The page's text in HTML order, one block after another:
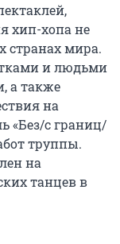
хип-хопа не
странах мира.
и людьми
а также
на
«Без/с границ/
труппы.
на
танцев в